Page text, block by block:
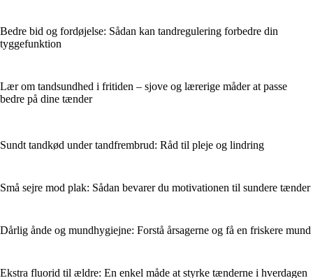
Bedre bid og fordøjelse: Sådan kan tandregulering forbedre din
tyggefunktion
Lær om tandsundhed i fritiden – sjove og lærerige måder at passe
bedre på dine tænder
Sundt tandkød under tandfrembrud: Råd til pleje og lindring
Små sejre mod plak: Sådan bevarer du motivationen til sundere tænder
Dårlig ånde og mundhygiejne: Forstå årsagerne og få en friskere mund
Ekstra fluorid til ældre: En enkel måde at styrke tænderne i hverdagen